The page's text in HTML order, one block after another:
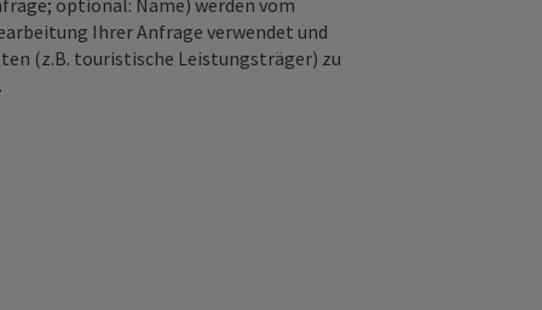
optional: Name) werden vom
Ihrer Anfrage verwendet und
(z.B. touristische Leistungsträger) zu
.